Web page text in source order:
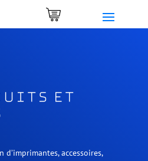
ET
accessoires,